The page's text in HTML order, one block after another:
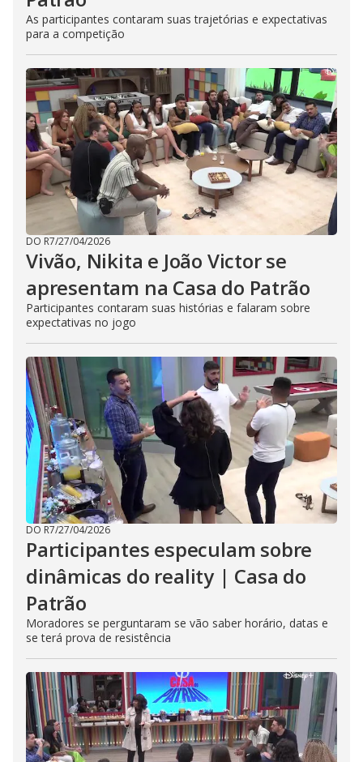
As participantes contaram suas trajetórias e expectativas
para a competição
DO R7/27/04/2026
Vivão, Nikita e João Victor se
apresentam na Casa do Patrão
Participantes contaram suas histórias e falaram sobre
expectativas no jogo
DO R7/27/04/2026
Participantes especulam sobre
dinâmicas do reality | Casa do
Patrão
Moradores se perguntaram se vão saber horário, datas e
se terá prova de resistência